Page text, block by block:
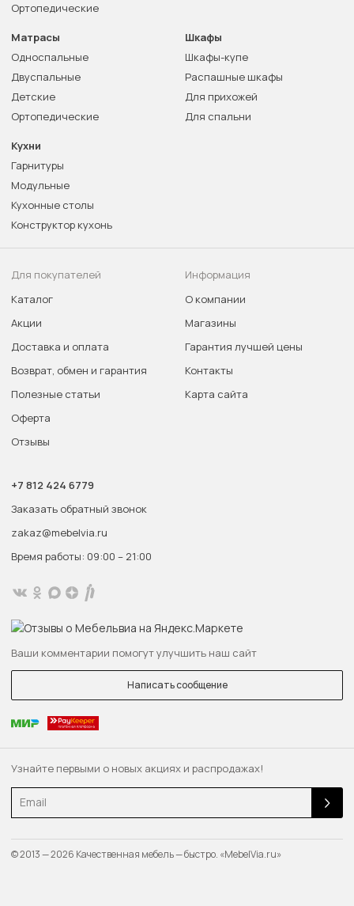
Узнайте первыми о новых акциях и распродажах!
Email
Ортопедические
Матрасы
Односпальные
Двуспальные
Детские
Ортопедические
Шкафы
Шкафы-купе
Распашные шкафы
Для прихожей
Для спальни
Кухни
Гарнитуры
Модульные
Кухонные столы
Конструктор кухонь
Для покупателей
Каталог
Акции
Доставка и оплата
Возврат, обмен и гарантия
Полезные статьи
Оферта
Отзывы
Информация
О компании
Магазины
Гарантия лучшей цены
Контакты
Карта сайта
+7 812 424 6779
Заказать обратный звонок
zakaz@mebelvia.ru
Время работы: 09:00 – 21:00
Ваши комментарии помогут улучшить наш сайт
Написать сообщение
© 2013 — 2026 Качественная мебель — быстро. «MebelVia.ru»